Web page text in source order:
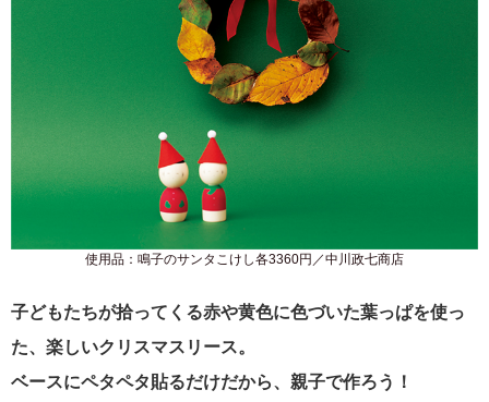
使用品：鳴子のサンタこけし各3360円／中川政七商店
子どもたちが拾ってくる赤や黄色に色づいた葉っぱを使っ
た、楽しいクリスマスリース。
ベースにペタペタ貼るだけだから、親子で作ろう！